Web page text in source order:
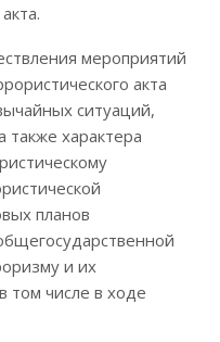
мероприятий
акта
ситуаций,
также характера
планов
и их
том числе в ходе